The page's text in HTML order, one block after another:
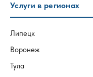
Услуги в регионах
Липецк
Воронеж
Тула